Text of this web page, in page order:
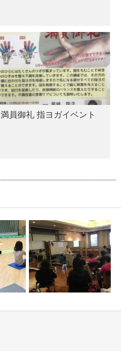
満員御礼 指ヨガイベント